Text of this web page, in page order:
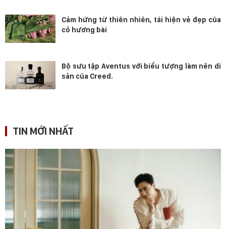
Cảm hứng từ thiên nhiên, tái hiện vẻ đẹp của
cỏ hương bài
Bộ sưu tập Aventus với biểu tượng làm nên di
sản của Creed.
TIN MỚI NHẤT